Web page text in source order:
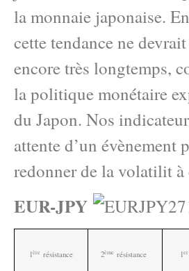
la monnaie japonaise.
cette tendance ne
encore très longtemps,
la politique monétaire
du Japon. Nos
attente d’un évènement
redonner de la volatilit à
EUR-JPY
1ère résistance 2ème résistance 1er